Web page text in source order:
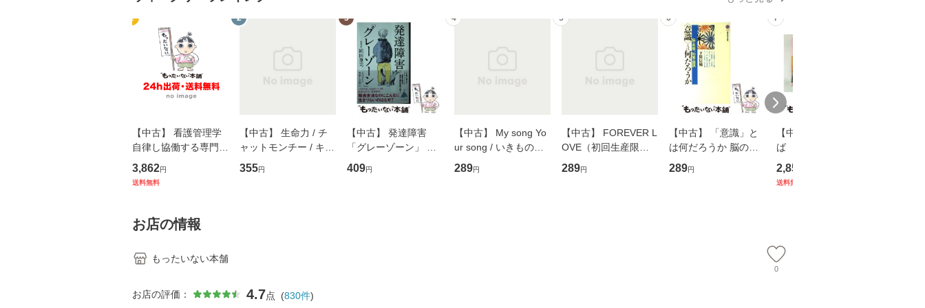
1
【中古】 看護管理学
自律し協働する専門職
の看護マネジメントス
キル 改訂第3版 (看護
堂 [単行
3,862円
送料無料
2
【中古】 生命力 / チ
ャットモンチー / キュ
ーンレコード [CD]
【メール便送料無料】
355円
3
【中古】 発達障害
「グレーゾーン」 そ
の正しい理解と克服法
(SB新書 572) / 岡田尊
409円
4
【中古】 My song Yo
ur song / いきものが
かり / [CD]【メール便
送料無料】
289円
5
【中古】 FOREVER L
OVE（初回生産限定
盤） / 清水翔太×加藤
ミリヤ / [CD]【メール
289円
6
【中古】 「意識」と
は何だろうか 脳の来
歴、知覚の錯誤 （講
談社現代新書） / 下条
289円
7
【中古】 耳をすませ
ば 〈2枚組〉 [DVD] /
ブエナ・ビスタ・ホー
ム・エンターテイメン
2,852
送料無料
お店の情報
もったいない本舗
0
お店の評価： 4.7点 (830件)